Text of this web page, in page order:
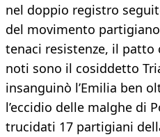
nel doppio registro
del movimento
tenaci resistenze, il
noti sono il cosiddetto
insanguinò l’Emilia ben
l’eccidio delle malghe di
trucidati 17 partigiani